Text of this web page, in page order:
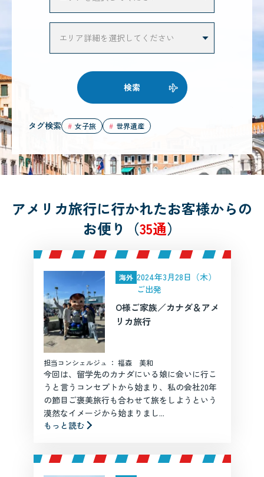
検索
タグ検索 女子旅 世界遺産
アメリカ旅行に行かれたお客様からの
お便り（35通）
海外 2024年3月28日（木）
ご出発
O様ご家族／カナダ＆アメ
リカ旅行
担当コンシェルジュ ： 福森 美和
今回は、留学先のカナダにいる娘に会いに行こ
うと言うコンセプトから始まり、私の会社20年
の節目ご褒美旅行も合わせて旅をしようという
漠然なイメージから始まりまし...
もっと読む